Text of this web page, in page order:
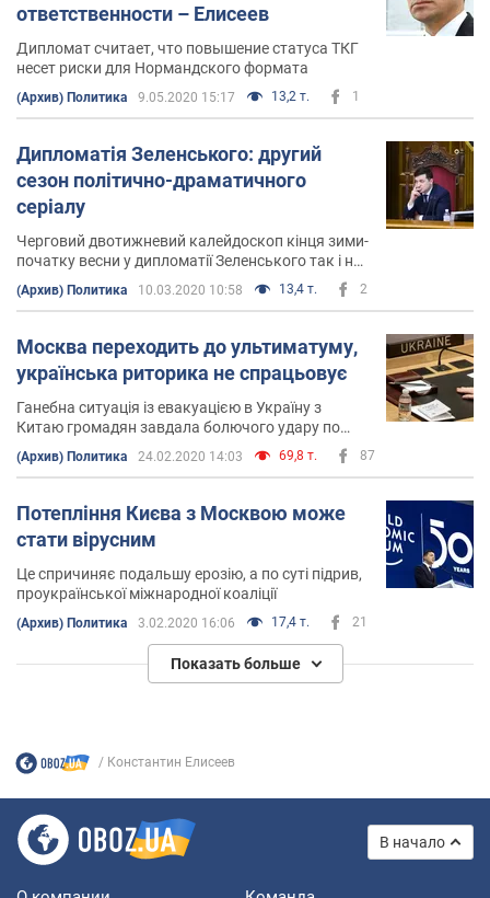
ответственности – Елисеев
Дипломат считает, что повышение статуса ТКГ
несет риски для Нормандского формата
(Архив) Политика 9.05.2020 15:17 13,2 т. 1
Дипломатія Зеленського: другий
сезон політично-драматичного
серіалу
Черговий двотижневий калейдоскоп кінця зими-
початку весни у дипломатії Зеленського так і не
приніс паростків стратегічного бачення у сфері
зовнішніх відносин та боротьби України за
цілісності
(Архив) Политика 10.03.2020 10:58 13,4 т. 2
Москва переходить до ультиматуму,
українська риторика не спрацьовує
Ганебна ситуація із евакуацією в Україну з
Китаю громадян завдала болючого удару по
міжнародному іміджу нашої держави
(Архив) Политика 24.02.2020 14:03 69,8 т. 87
Потепління Києва з Москвою може
стати вірусним
Це спричиняє подальшу ерозію, а по суті підрив,
проукраїнської міжнародної коаліції
(Архив) Политика 3.02.2020 16:06 17,4 т. 21
Показать больше
Константин Елисеев
В начало